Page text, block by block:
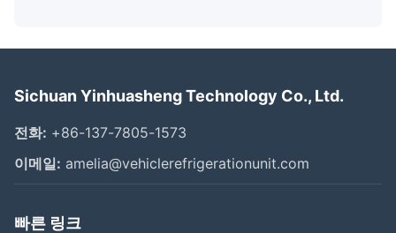
Sichuan Yinhuasheng Technology Co., Ltd.
전화: +86-137-7805-1573
이메일: amelia@vehiclerefrigerationunit.com
빠른 링크